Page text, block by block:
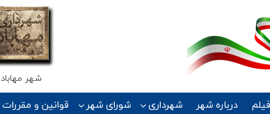
شهر مهاباد
فیلم درباره شهر شهرداری شورای شهر قوانین و مقررات